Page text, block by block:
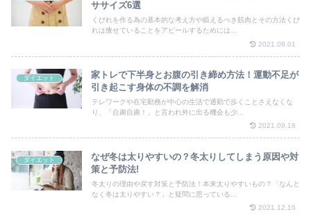
ササイズ6選
くびれを作る為の基本的な考え方や鍛えるべき筋肉とその方法くび
れは痩せていることをアピールするためには...
2021.09.01
ダイエット
家トレで下半身とお腹の引き締め方法！運動不足が
引き起こす身体の不調を解消
テレワークや在宅勤務が中心の生活で通勤で歩くことさえなくな
り、「自粛自粛！」と言われ外に出る機会も少...
2021.09.18
ダイエット
なぜ冬は太りやすいの？冬太りしてしまう原因や対
策と予防法!
冬太りの理由や戻す対策と予防法！本来太りやすいもの？「なんと
なく冬は太りやすい？」と疑問に思っている...
2021.12.16